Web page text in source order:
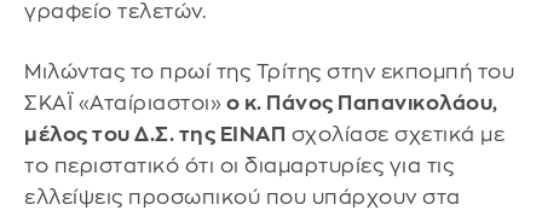
γραφείο τελετών.
Μιλώντας το πρωί της Τρίτης στην εκπομπή του
ΣΚΑΪ «Αταίριαστοι» ο κ. Πάνος Παπανικολάου,
μέλος του Δ.Σ. της ΕΙΝΑΠ σχολίασε σχετικά με
το περιστατικό ότι οι διαμαρτυρίες για τις
ελλείψεις προσωπικού που υπάρχουν στα